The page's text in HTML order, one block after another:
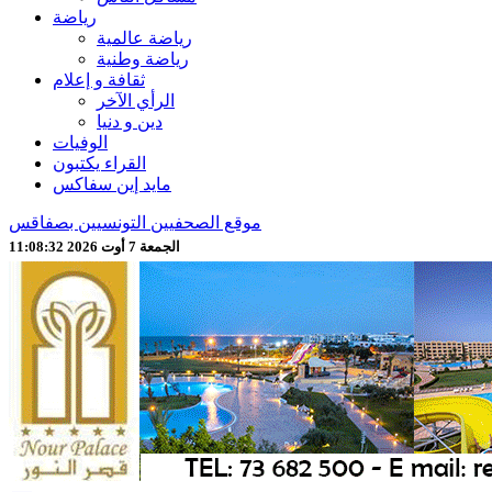
رياضة
رياضة عالمية
رياضة وطنية
ثقافة و إعلام
الرأي الآخر
دين و دنيا
الوفيات
القراء يكتبون
مايد إين سفاكس
موقع الصحفيين التونسيين بصفاقس
الجمعة 7 أوت 2026 11:08:34